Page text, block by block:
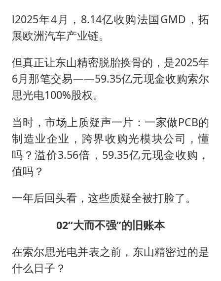
l2025年4月，8.14亿收购法国GMD，拓
展欧洲汽车产业链。
但真正让东山精密脱胎换骨的，是2025年
6月那笔交易——59.35亿元现金收购索尔
思光电100%股权。
当时，市场上质疑声一片：一家做PCB的
制造业企业，跨界收购光模块公司，懂
吗？溢价3.56倍，59.35亿元现金收购，
值吗？
一年后回头看，这些质疑全被打脸了。
02“大而不强”的旧账本
在索尔思光电并表之前，东山精密过的是
什么日子？